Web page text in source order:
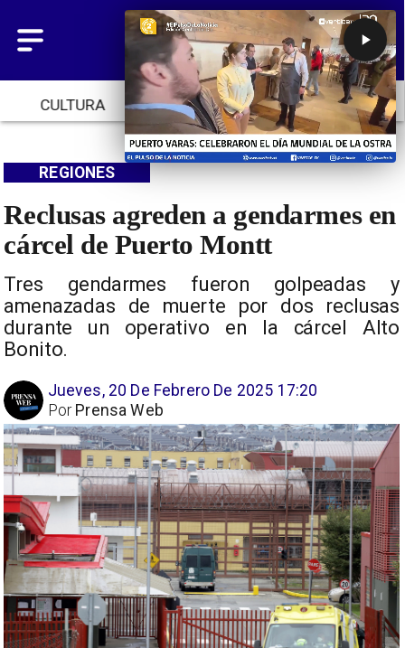
CULTURA TENDENCIAS INICIO
Reclusas agreden a gendarmes en
cárcel de Puerto Montt
Tres gendarmes fueron golpeadas y
amenazadas de muerte por dos reclusas
durante un operativo en la cárcel Alto
Bonito.
REGIONES
Jueves, 20 De Febrero De 2025 17:20
Prensa Web
Por